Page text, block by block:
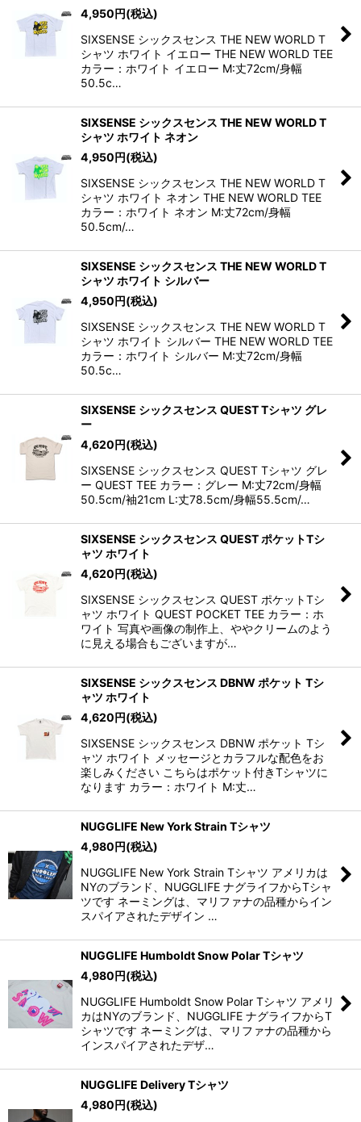
4,950円(税込)
SIXSENSE シックスセンス THE NEW WORLD T
シャツ ホワイト イエロー THE NEW WORLD TEE
カラー：ホワイト イエロー M:丈72cm/身幅
50.5c…
SIXSENSE シックスセンス THE NEW WORLD T
シャツ ホワイト ネオン
4,950円(税込)
SIXSENSE シックスセンス THE NEW WORLD T
シャツ ホワイト ネオン THE NEW WORLD TEE
カラー：ホワイト ネオン M:丈72cm/身幅
50.5cm/…
SIXSENSE シックスセンス THE NEW WORLD T
シャツ ホワイト シルバー
4,950円(税込)
SIXSENSE シックスセンス THE NEW WORLD T
シャツ ホワイト シルバー THE NEW WORLD TEE
カラー：ホワイト シルバー M:丈72cm/身幅
50.5c…
SIXSENSE シックスセンス QUEST Tシャツ グレ
ー
4,620円(税込)
SIXSENSE シックスセンス QUEST Tシャツ グレ
ー QUEST TEE カラー：グレー M:丈72cm/身幅
50.5cm/袖21cm L:丈78.5cm/身幅55.5cm/…
SIXSENSE シックスセンス QUEST ポケットTシ
ャツ ホワイト
4,620円(税込)
SIXSENSE シックスセンス QUEST ポケットTシ
ャツ ホワイト QUEST POCKET TEE カラー：ホ
ワイト 写真や画像の制作上、ややクリームのよう
に見える場合もございますが…
SIXSENSE シックスセンス DBNW ポケット Tシ
ャツ ホワイト
4,620円(税込)
SIXSENSE シックスセンス DBNW ポケット Tシ
ャツ ホワイト メッセージとカラフルな配色をお
楽しみください こちらはポケット付きTシャツに
なります カラー：ホワイト M:丈…
NUGGLIFE New York Strain Tシャツ
4,980円(税込)
NUGGLIFE New York Strain Tシャツ アメリカは
NYのブランド、NUGGLIFE ナグライフからTシャ
ツです ネーミングは、マリファナの品種からイン
スパイアされたデザイン …
NUGGLIFE Humboldt Snow Polar Tシャツ
4,980円(税込)
NUGGLIFE Humboldt Snow Polar Tシャツ アメリ
カはNYのブランド、NUGGLIFE ナグライフからT
シャツです ネーミングは、マリファナの品種から
インスパイアされたデザ…
NUGGLIFE Delivery Tシャツ
4,980円(税込)